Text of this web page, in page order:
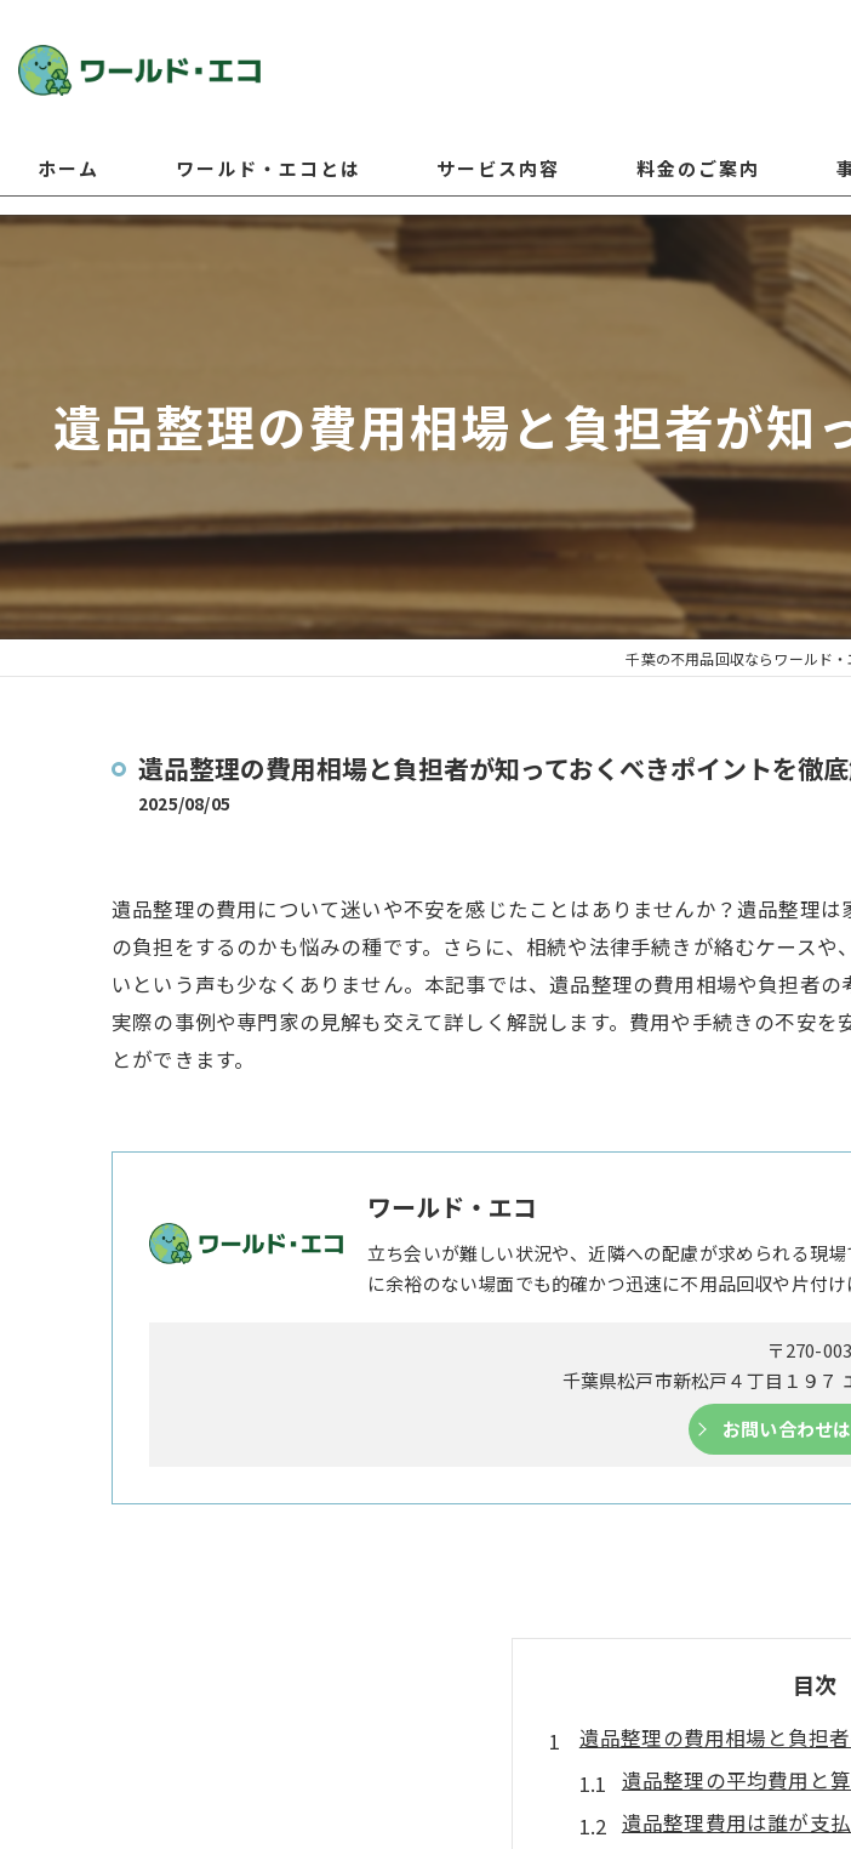
ホーム ワールド・エコとは サービス内容 料金のご案内
遺品整理の費用相場と負担者が知
千葉の不用品回収ならワールド・
遺品整理の費用相場と負担者が知っておくべきポイントを徹
2025/08/05
遺品整理の費用について迷いや不安を感じたことはありませんか？遺品整理
の負担をするのかも悩みの種です。さらに、相続や法律手続きが絡むケース
いという声も少なくありません。本記事では、遺品整理の費用相場や負担者
実際の事例や専門家の見解も交えて詳しく解説します。費用や手続きの不安
とができます。
ワールド・エコ
立ち会いが難しい状況や、近隣への配慮が求められる現
に余裕のない場面でも的確かつ迅速に不用品回収や片付け
〒270-
千葉県松戸市新松戸４丁目１９７
お問い合わせ
目次
遺品整理の費用相場と負担
遺品整理の平均費用と
遺品整理費用は誰が支